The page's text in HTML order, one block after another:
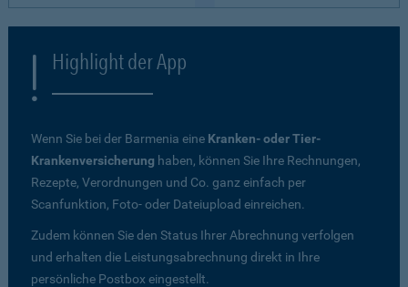
Highlight der App
Wenn Sie bei der Barmenia eine Kranken- oder Tier-
Krankenversicherung haben, können Sie Ihre Rechnungen,
Rezepte, Verordnungen und Co. ganz einfach per
Scanfunktion, Foto- oder Dateiupload einreichen.
Zudem können Sie den Status Ihrer Abrechnung verfolgen
und erhalten die Leistungsabrechnung direkt in Ihre
persönliche Postbox eingestellt.